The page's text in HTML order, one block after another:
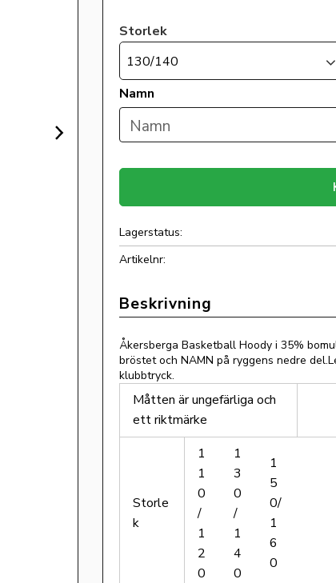
Storlek
130/140
Namn
Lagerstatus
Artikelnr
Åkersberga Basketball Hoody i 35%
bröstet och NAMN på ryggens nedre
klubbtryck.
Måtten är ungefärliga och
ett riktmärke
Storle
k
1
1
0
/
1
2
0
1
3
0
/
1
4
0
1
5
0/
1
6
0